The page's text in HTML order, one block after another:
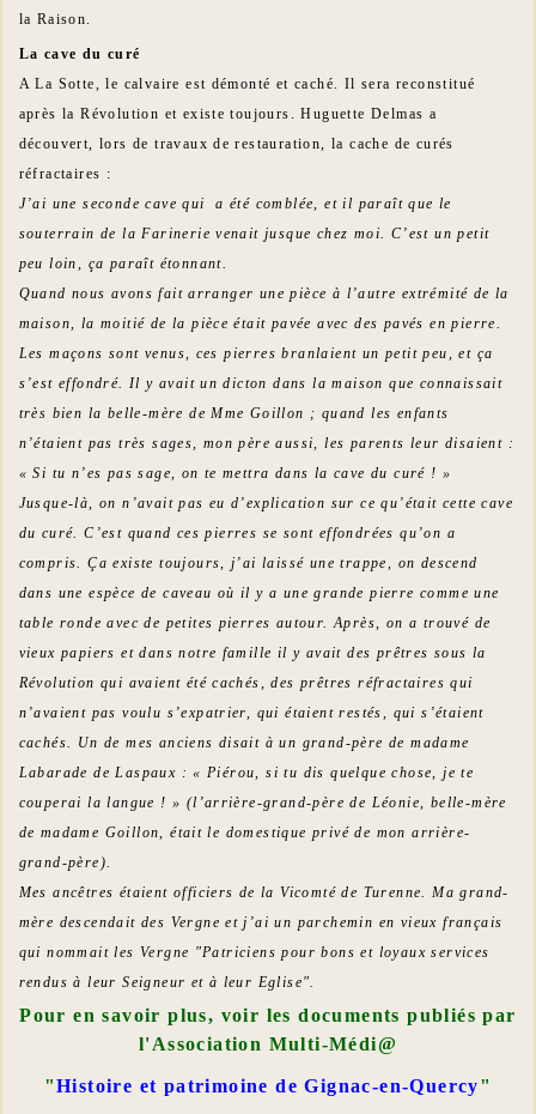
la Raison.
La cave du curé
A La Sotte, le calvaire est démonté et caché. Il sera reconstitué
après la Révolution et existe toujours. Huguette Delmas a
découvert, lors de travaux de restauration, la cache de curés
réfractaires :
J’ai une seconde cave qui a été comblée, et il paraît que le
souterrain de la Farinerie venait jusque chez moi. C’est un petit
peu loin, ça paraît étonnant.
Quand nous avons fait arranger une pièce à l’autre extrémité de la
maison, la moitié de la pièce était pavée avec des pavés en pierre.
Les maçons sont venus, ces pierres branlaient un petit peu, et ça
s’est effondré. Il y avait un dicton dans la maison que connaissait
très bien la belle-mère de Mme Goillon ; quand les enfants
n’étaient pas très sages, mon père aussi, les parents leur disaient :
« Si tu n’es pas sage, on te mettra dans la cave du curé ! »
Jusque-là, on n’avait pas eu d’explication sur ce qu’était cette cave
du curé. C’est quand ces pierres se sont effondrées qu’on a
compris. Ça existe toujours, j’ai laissé une trappe, on descend
dans une espèce de caveau où il y a une grande pierre comme une
table ronde avec de petites pierres autour. Après, on a trouvé de
vieux papiers et dans notre famille il y avait des prêtres sous la
Révolution qui avaient été cachés, des prêtres réfractaires qui
n’avaient pas voulu s’expatrier, qui étaient restés, qui s’étaient
cachés. Un de mes anciens disait à un grand-père de madame
Labarade de Laspaux : « Piérou, si tu dis quelque chose, je te
couperai la langue ! » (l’arrière-grand-père de Léonie, belle-mère
de madame Goillon, était le domestique privé de mon arrière-
grand-père).
Mes ancêtres étaient officiers de la Vicomté de Turenne. Ma grand-
mère descendait des Vergne et j’ai un parchemin en vieux français
qui nommait les Vergne "Patriciens pour bons et loyaux services
rendus à leur Seigneur et à leur Eglise".
Pour en savoir plus, voir les documents publiés par
l'Association Multi-Médi@
"Histoire et patrimoine de Gignac-en-Quercy"